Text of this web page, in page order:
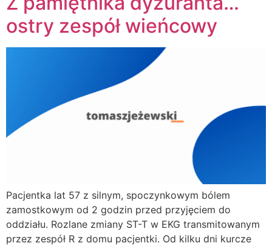
ostry zespół wieńcowy
Pacjentka lat 57 z silnym, spoczynkowym bólem
zamostkowym od 2 godzin przed przyjęciem do
oddziału. Rozlane zmiany ST-T w EKG transmitowanym
przez zespół R z domu pacjentki. Od kilku dni kurcze